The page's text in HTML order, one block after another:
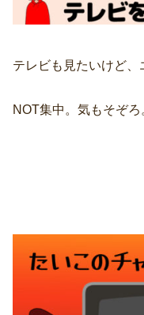
テレビも見たいけど、
NOT集中。気もそぞろ